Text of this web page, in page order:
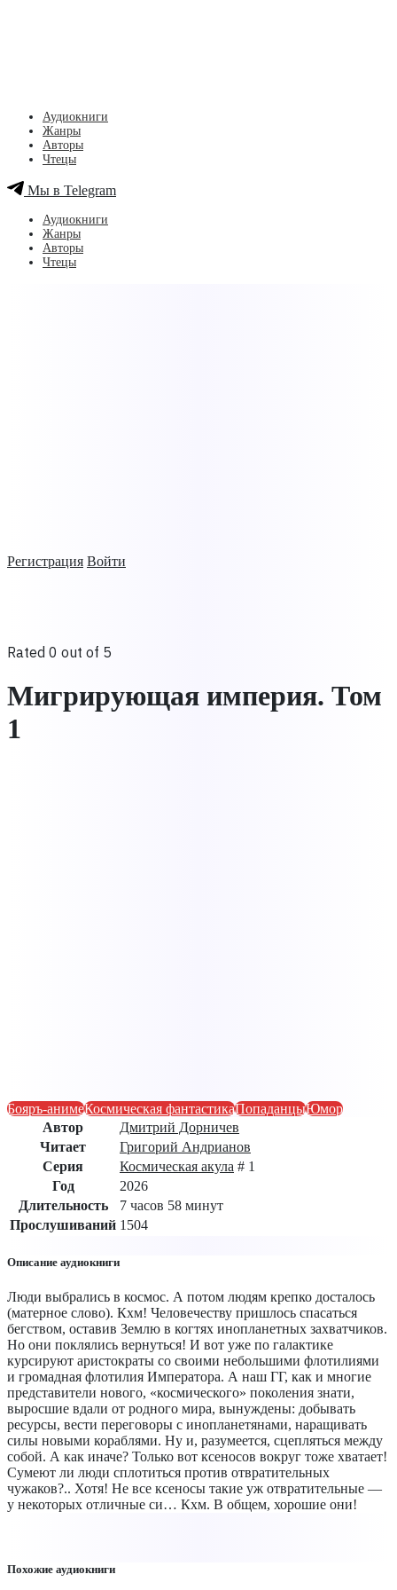
Регистрация Войти
Аудиокниги
Жанры
Авторы
Чтецы
Мы в Telegram
Аудиокниги
Жанры
Авторы
Чтецы
Rated 0 out of 5
Мигрирующая империя. Том
1
Бояръ-анимеКосмическая фантастикаПопаданцыЮмор
Автор
Дмитрий Дорничев
Читает
Григорий Андрианов
Серия
Космическая акула # 1
Год
2026
Длительность
7 часов 58 минут
Прослушиваний 1504
Описание аудиокниги
Люди выбрались в космос. А потом людям крепко досталось
(матерное слово). Кхм! Человечеству пришлось спасаться
бегством, оставив Землю в когтях инопланетных захватчиков.
Но они поклялись вернуться! И вот уже по галактике
курсируют аристократы со своими небольшими флотилиями
и громадная флотилия Императора. А наш ГГ, как и многие
представители нового, «космического» поколения знати,
выросшие вдали от родного мира, вынуждены: добывать
ресурсы, вести переговоры с инопланетянами, наращивать
силы новыми кораблями. Ну и, разумеется, сцепляться между
собой. А как иначе? Только вот ксеносов вокруг тоже хватает!
Сумеют ли люди сплотиться против отвратительных
чужаков?.. Хотя! Не все ксеносы такие уж отвратительные —
у некоторых отличные си… Кхм. В общем, хорошие они!
Похожие аудиокниги